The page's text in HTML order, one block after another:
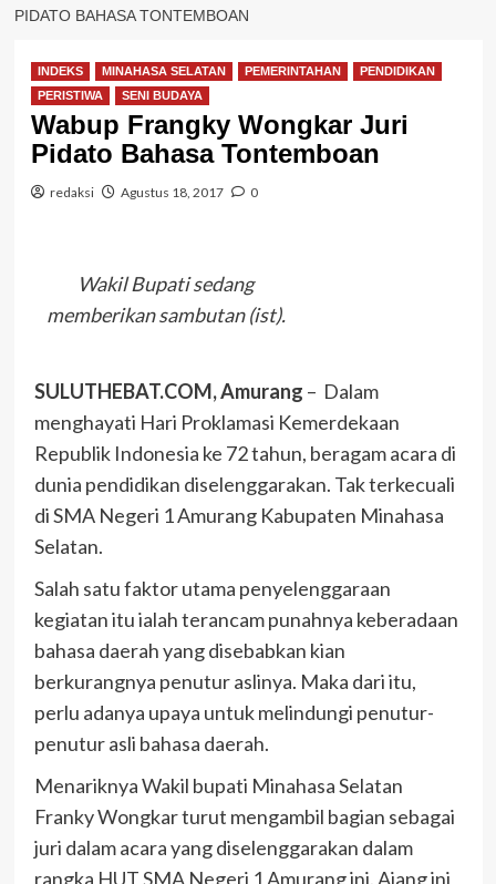
PIDATO BAHASA TONTEMBOAN
INDEKS MINAHASA SELATAN PEMERINTAHAN
PENDIDIKAN
PERISTIWA
SENI BUDAYA
Wabup Frangky Wongkar Juri
Pidato Bahasa Tontemboan
redaksi Agustus 18, 2017 0
Wakil Bupati sedang
memberikan sambutan (ist).
SULUTHEBAT.COM, Amurang – Dalam
menghayati Hari Proklamasi Kemerdekaan
Republik Indonesia ke 72 tahun, beragam acara di
dunia pendidikan diselenggarakan. Tak terkecuali
di SMA Negeri 1 Amurang Kabupaten Minahasa
Selatan.
Salah satu faktor utama penyelenggaraan
kegiatan itu ialah terancam punahnya keberadaan
bahasa daerah yang disebabkan kian
berkurangnya penutur aslinya. Maka dari itu,
perlu adanya upaya untuk melindungi penutur-
penutur asli bahasa daerah.
Menariknya Wakil bupati Minahasa Selatan
Franky Wongkar turut mengambil bagian sebagai
juri dalam acara yang diselenggarakan dalam
rangka HUT SMA Negeri 1 Amurang ini. Ajang ini